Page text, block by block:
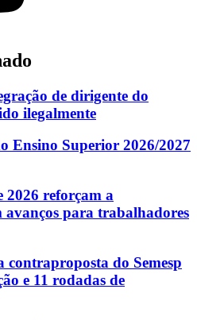
de dirigente do
ilegalmente
Ensino Superior 2026/2027
2026 reforçam a
avanços para trabalhadores
do Semesp
e 11 rodadas de